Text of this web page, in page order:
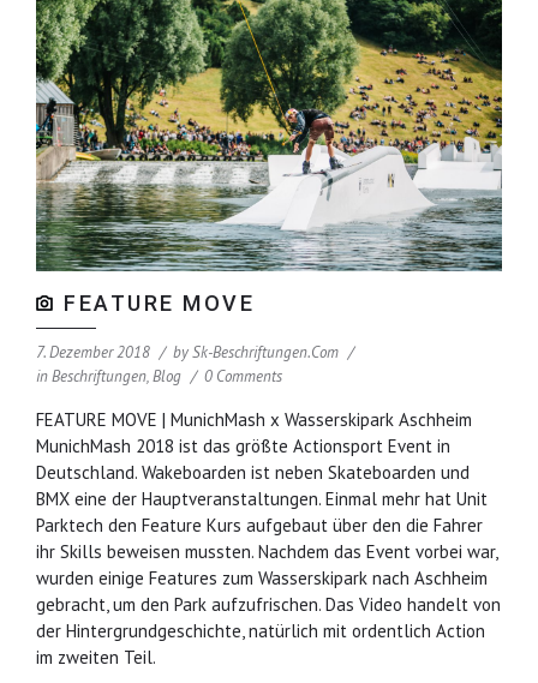
FEATURE MOVE
7. Dezember 2018 bySk-Beschriftungen.com
inBeschriftungen,Blog 0 Comments
FEATURE MOVE | MunichMash x Wasserskipark Aschheim
MunichMash 2018 ist das größte Actionsport Event in
Deutschland. Wakeboarden ist neben Skateboarden und
BMX eine der Hauptveranstaltungen. Einmal mehr hat Unit
Parktech den Feature Kurs aufgebaut über den die Fahrer
ihr Skills beweisen mussten. Nachdem das Event vorbei war,
wurden einige Features zum Wasserskipark nach Aschheim
gebracht, um den Park aufzufrischen. Das Video handelt von
der Hintergrundgeschichte, natürlich mit ordentlich Action
im zweiten Teil.